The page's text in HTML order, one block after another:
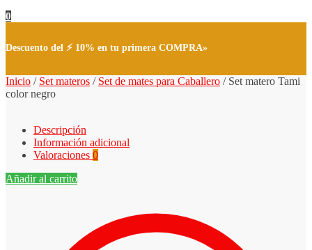
0
Descuento del ⚡ 10% en tu primera COMPRA»
Inicio / Set materos / Set de mates para Caballero / Set matero Tami
color negro
Descripción
Información adicional
Valoraciones 0
Añadir al carrito